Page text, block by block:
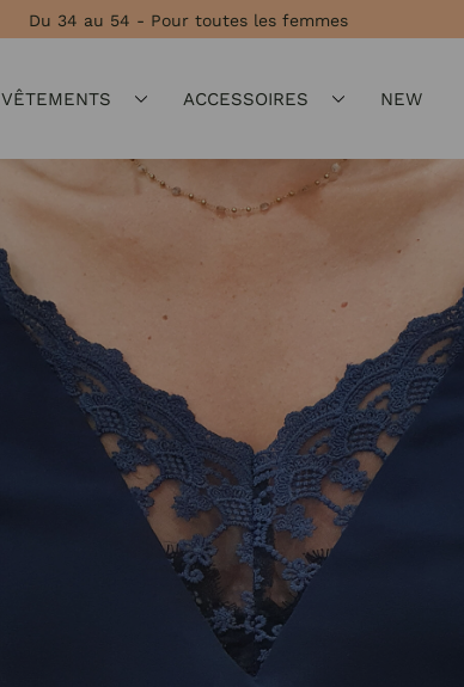
Du 34 au 54 - Pour toutes les femmes
VÊTEMENTS ACCESSOIRES NEW